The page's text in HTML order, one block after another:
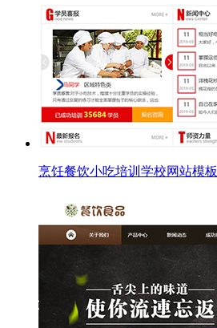
烹饪餐饮小吃培训学校网站模板